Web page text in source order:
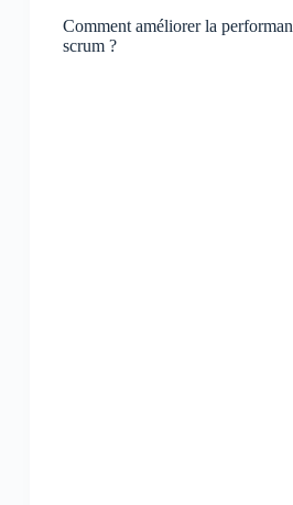
Comment améliorer la
scrum ?